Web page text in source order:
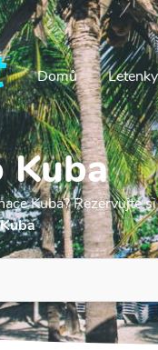
Domů Letenky
Kuba
Kuba? Rezervujte